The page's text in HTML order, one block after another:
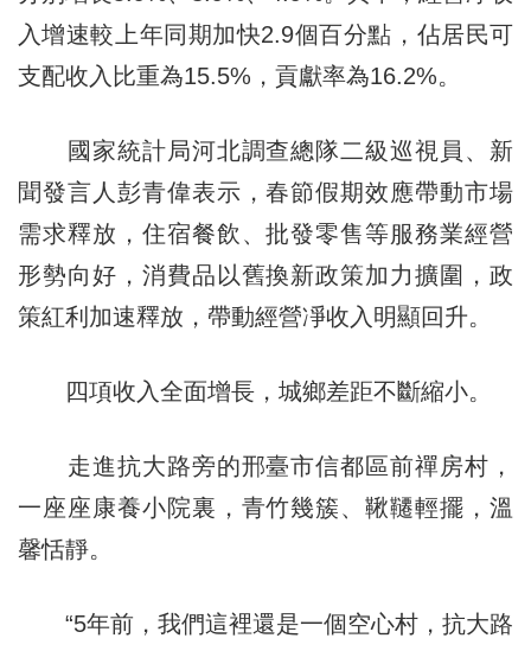
入增速較上年同期加快2.9個百分點，佔居民可
支配收入比重為15.5%，貢獻率為16.2%。
國家統計局河北調查總隊二級巡視員、新
聞發言人彭青偉表示，春節假期效應帶動市場
需求釋放，住宿餐飲、批發零售等服務業經營
形勢向好，消費品以舊換新政策加力擴圍，政
策紅利加速釋放，帶動經營凈收入明顯回升。
四項收入全面增長，城鄉差距不斷縮小。
走進抗大路旁的邢臺市信都區前禪房村，
一座座康養小院裏，青竹幾簇、鞦韆輕擺，溫
馨恬靜。
“5年前，我們這裡還是一個空心村，抗大路